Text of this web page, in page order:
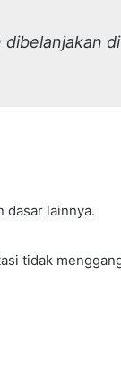
dibelanjakan di
dasar lainnya.
tidak